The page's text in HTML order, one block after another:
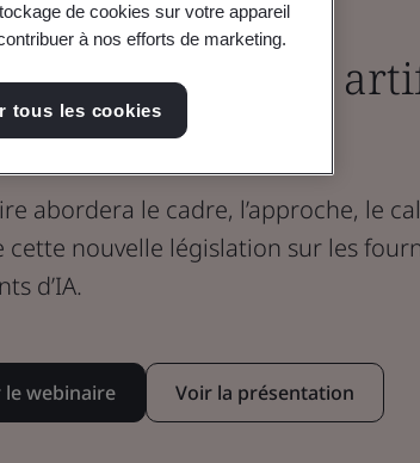
sur l’intelligence
expliquée
abordera le cadre, l’approche, le
cette nouvelle législation sur les
d’IA.
le webinaire Voir la présentation
de cookies sur votre appareil
à nos efforts de marketing.
tous les cookies